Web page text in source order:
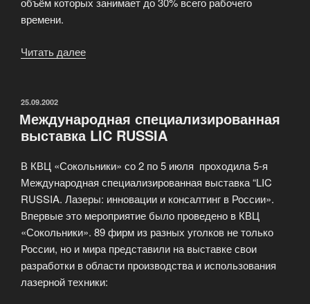
времени.
Читать далее
панелей»
ОПУБЛИКОВАНО
25.09.2002
Международная специализированная
выставка LIC RUSSIA
В КВЦ «Сокольники» со 2 по 5 июля проходила 5-я
Международная специализированная выставка “LIC
RUSSIA. Лазеры: инновации и консалтинг в России».
Впервые это мероприятие было проведено в КВЦ
«Сокольники». 89 фирм из разных уголков не только
России, но и мира представили на выставке свои
разработки в области производства и использования
лазерной техники: